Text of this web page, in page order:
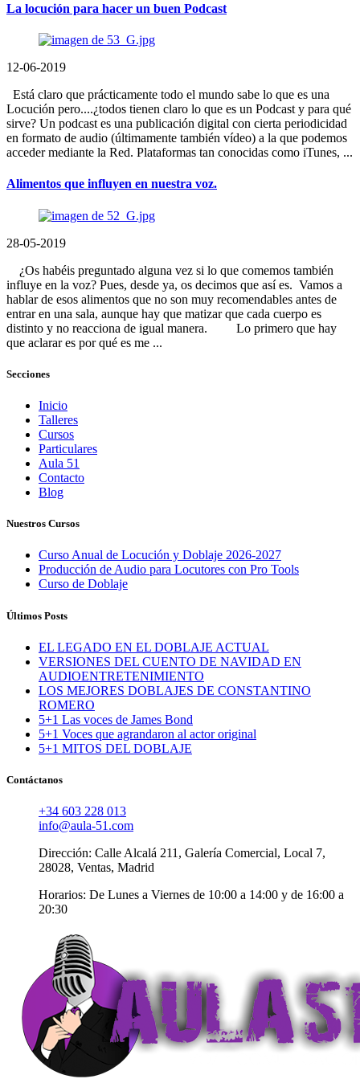
La locución para hacer un buen Podcast
12-06-2019
Está claro que prácticamente todo el mundo sabe lo que es una
Locución pero....¿todos tienen claro lo que es un Podcast y para qué
sirve? Un podcast es una publicación digital con cierta periodicidad
en formato de audio (últimamente también vídeo) a la que podemos
acceder mediante la Red. Plataformas tan conocidas como iTunes, ...
Alimentos que influyen en nuestra voz.
28-05-2019
¿Os habéis preguntado alguna vez si lo que comemos también
influye en la voz? Pues, desde ya, os decimos que así es. Vamos a
hablar de esos alimentos que no son muy recomendables antes de
entrar en una sala, aunque hay que matizar que cada cuerpo es
distinto y no reacciona de igual manera. Lo primero que hay
que aclarar es por qué es me ...
Secciones
Inicio
Talleres
Cursos
Particulares
Aula 51
Contacto
Blog
Nuestros Cursos
Curso Anual de Locución y Doblaje 2026-2027
Producción de Audio para Locutores con Pro Tools
Curso de Doblaje
Últimos Posts
EL LEGADO EN EL DOBLAJE ACTUAL
VERSIONES DEL CUENTO DE NAVIDAD EN
AUDIOENTRETENIMIENTO
LOS MEJORES DOBLAJES DE CONSTANTINO
ROMERO
5+1 Las voces de James Bond
5+1 Voces que agrandaron al actor original
5+1 MITOS DEL DOBLAJE
Contáctanos
+34 603 228 013
info@aula-51.com
Dirección: Calle Alcalá 211, Galería Comercial, Local 7,
28028, Ventas, Madrid
Horarios: De Lunes a Viernes de 10:00 a 14:00 y de 16:00 a
20:30